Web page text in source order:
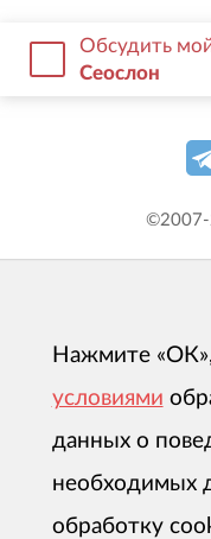
Обсудить
Сеослон
©2007-
Нажмите
условиями
данных о
необходимых
обработку